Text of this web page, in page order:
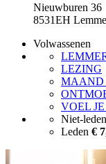
Nieuwburen 36
8531EH
Volwassenen
LEZING
MAAND
VOEL
Niet-leden
Leden €